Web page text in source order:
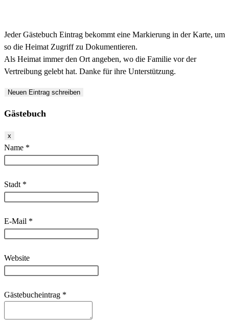
Jeder Gästebuch Eintrag bekommt eine Markierung in der Karte, um
so die Heimat Zugriff zu Dokumentieren.
Als Heimat immer den Ort angeben, wo die Familie vor der
Vertreibung gelebt hat. Danke für ihre Unterstützung.
Gästebuch
x
Formular
ausblenden
Name *
Stadt *
E-Mail *
Website
Gästebucheintrag *